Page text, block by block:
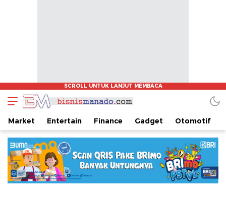
www.bisnismanado.com
Berita Bisnis Sulawesi Utara
Market Entertain Finance Gadget Otomotif